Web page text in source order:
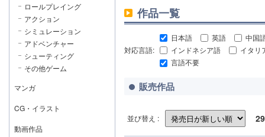
作品一覧
対応言語:
日本語 英語
中国
インドネシア語
イタリ
言語不要
販売作品
並び替え :
ロールプレイング
アクション
シミュレーション
アドベンチャー
シューティング
その他ゲーム
マンガ
CG・イラスト
動画作品